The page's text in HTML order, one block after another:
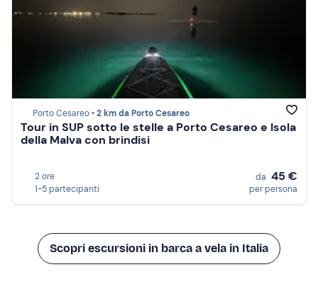
Porto Cesareo •2 km da Porto Cesareo
Tour in SUP sotto le stelle a Porto Cesareo e Isola
della Malva con brindisi
2 ore
1-5 partecipanti
da 45 €
per persona
Scopri escursioni in barca a vela in Italia